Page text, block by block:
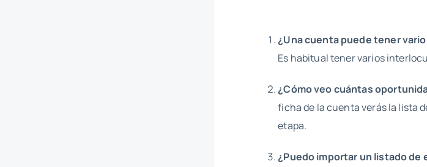
¿Una cuenta puede tener
Es habitual tener varios
¿Cómo veo cuántas
ficha de la cuenta verás la lista
etapa.
¿Puedo importar un listado de